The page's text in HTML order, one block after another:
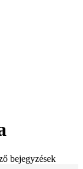
bejegyzések